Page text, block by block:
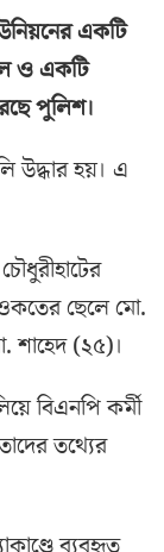
একটি
ও একটি
পুলিশ।
উদ্ধার হয়। এ
ছেলে মো.
শাহেদ (২৫)।
বিএনপি কর্মী
তথ্যের